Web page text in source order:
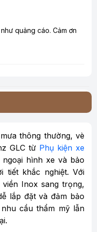
thông thường, vè
GLC từ Phụ kiện xe
hình xe và bảo
tiết khắc nghiệt. Với
Inox sang trọng,
lắp đặt và đảm bảo
cầu thẩm mỹ lẫn
quảng cáo. Cảm ơn